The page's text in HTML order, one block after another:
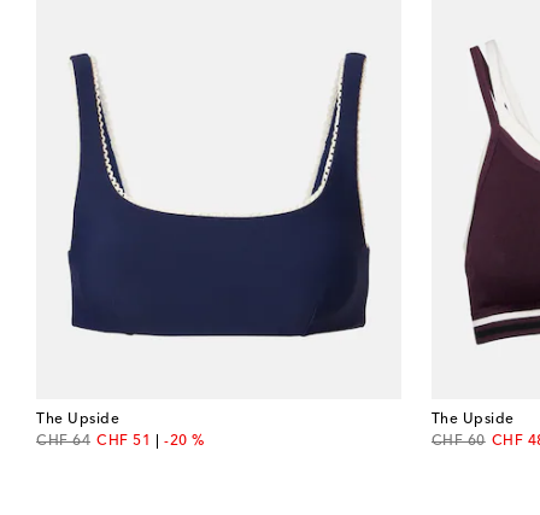
The Upside
CHF 64
original price
CHF 51
discount price
-20 %
The Upside
CHF 60
original price
CHF